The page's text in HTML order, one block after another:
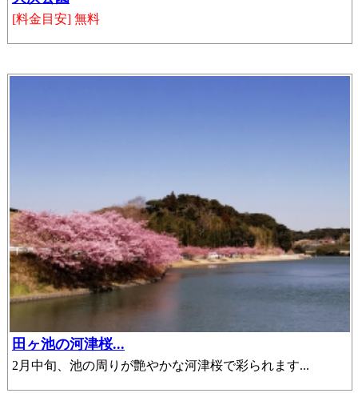
[料金目安] 無料
田ヶ池の河津桜...
2月中旬、池の周りが艶やかな河津桜で彩られます...